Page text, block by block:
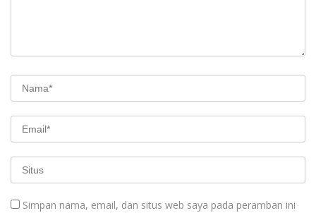
Simpan nama, email, dan situs web saya pada peramban ini